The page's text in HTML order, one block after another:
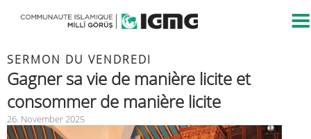
SERMON DU VENDREDI
Gagner sa vie de manière licite et
consommer de manière licite
26. November 2025